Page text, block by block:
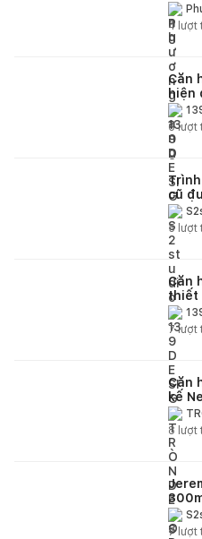
Khám phá thêm nhiều mẫu
giải pháp thiết kế không gian
ngoài trời và các công trình
của Happynest
Nếu bạn đang lên kế hoạch
hoặc muốn quy hoạch
đất của gia đình, hãy để
sẽ kết nối bạn
kế - thi công phù hợp để
nhu cầu sử dụng và điều kiện
4 lượt
Căn
hiện
6lượt
cũ
thiết
5 lượt
Căn
thiết
7lượt
Căn
kế
đình
8 lượt
ngập
7lượt